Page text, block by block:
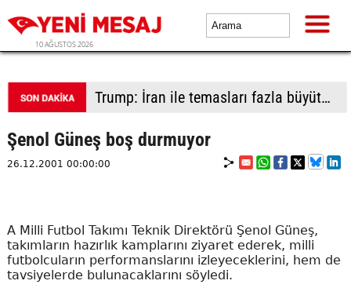
10 AĞUSTOS 2026
İsrailli yerleşimciler işgali derinleştirmek için Batı Şeria'da yeni yasa dışı yerleşime taşınmaya başladı
Şenol Güneş boş durmuyor
26.12.2001 00:00:00
A Milli Futbol Takımı Teknik Direktörü Şenol Güneş,
takımların hazırlık kamplarını ziyaret ederek, milli
futbolcuların performanslarını izleyeceklerini, hem de
tavsiyelerde bulunacaklarını söyledi.